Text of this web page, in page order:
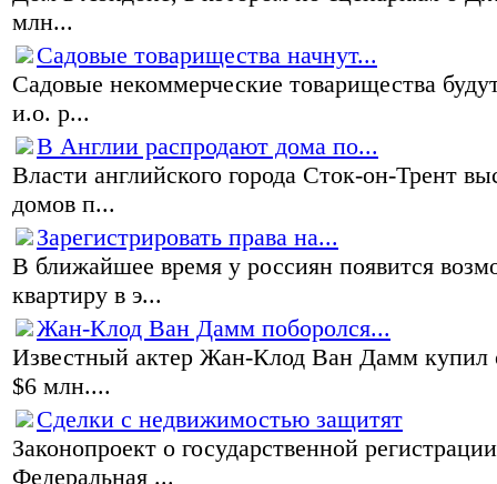
млн...
Садовые товарищества начнут...
Садовые некоммерческие товарищества
и.о. р...
В Англии распродают дома по...
Власти английского города Сток-он-Трент
домов п...
Зарегистрировать права на...
В ближайшее время у россиян появится
квартиру в э...
Жан-Клод Ван Дамм поборолся...
Известный актер Жан-Клод Ван Дамм купил
$6 млн....
Сделки с недвижимостью защитят
Законопроект о государственной
Федеральная ...